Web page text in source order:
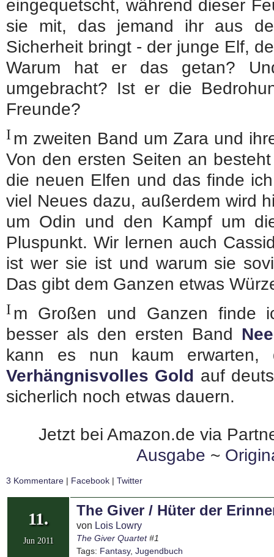
eingequetscht, während dieser
sie mit, das jemand ihr aus
Sicherheit bringt - der junge Elf,
Warum hat er das getan?
umgebracht? Ist er die
Freunde?
I m zweiten Band um Zara und
Von den ersten Seiten an
die neuen Elfen und das finde
viel Neues dazu, außerdem wird
um Odin und den Kampf um
Pluspunkt. Wir lernen auch
ist wer sie ist und warum sie
Das gibt dem Ganzen etwas
I m Großen und Ganzen finde
besser als den ersten Band
kann es nun kaum
Verhängnisvolles Gold auf
sicherlich noch etwas dauern.
Jetzt bei Amazon.de via
Ausgabe ~
3 Kommentare | Facebook | Twitter
11.
Jun 2011
The Giver / Hüter der
von Lois Lowry
The Giver Quartet#1
Tags: Fantasy, Jugendbuch